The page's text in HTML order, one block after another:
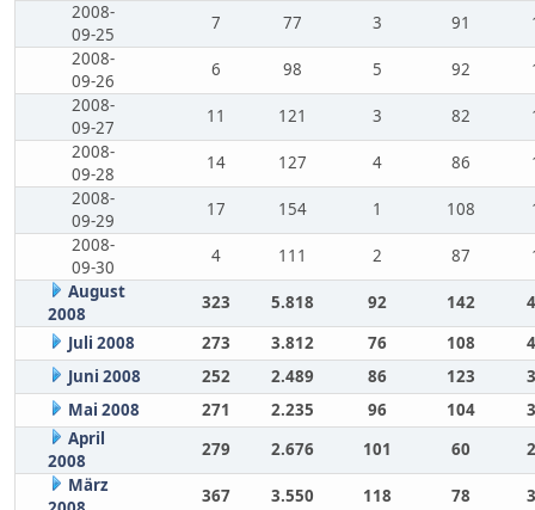
2008-
09-25
7 77 3 91
2008-
09-26
6 98 5 92
2008-
09-27
11 121 3 82
2008-
09-28
14 127 4 86
2008-
09-29
17 154 1 108
2008-
09-30
4 111 2 87
August
2008
323 5.818 92 142
Juli 2008
273 3.812 76 108
Juni 2008
252 2.489 86 123
Mai 2008
271 2.235 96 104
April
2008
279 2.676 101 60
März
367 3.550 118 78